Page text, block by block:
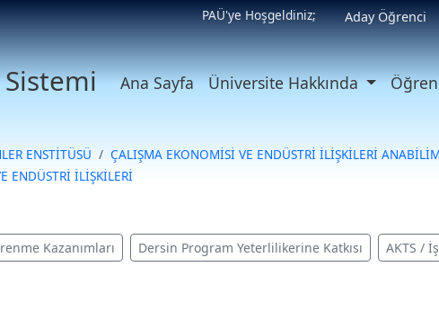
PAÜ'ye Hoşgeldiniz; Aday Öğrenci
Ana Sayfa Üniversite Hakkında
ENSTİTÜSÜ
ÇALIŞMA EKONOMİSİ VE ENDÜSTRİ İLİŞKİLERİ
ENDÜSTRİ İLİŞKİLERİ
Kazanımları Dersin Program Yeterlilikerine Katkısı AKTS /